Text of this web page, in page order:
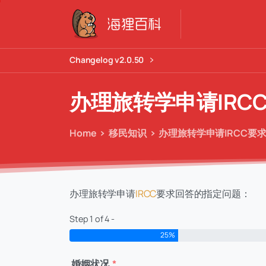
Changelog v2.0.50
办理旅转学申请
Home 移民知识 办理旅转学申请IRCC要
办理旅转学申请IRCC要求回答的指定问题：
Step 1 of 4 -
25%